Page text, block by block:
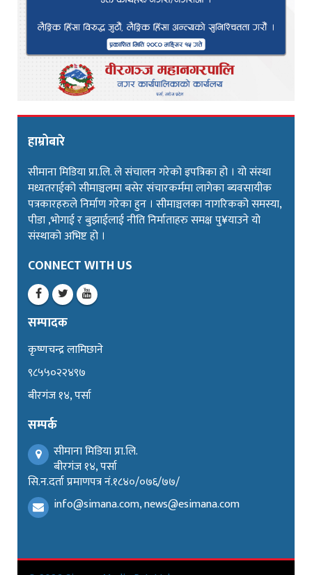
हाम्रोबारे
सीमाना मिडिया प्रा.लि. ले संचालन गरेको इपत्रिका हो । यो संस्था
मध्यतराईको सीमाञ्चलमा बसेर संचारकर्ममा लागेका ब्यवसायीक
पत्रकारहरुले निर्माण गरेका हुन । सीमाञ्चलका नागरिकको समस्या,
पीडा ,भोगाई र बुझाईलाई नीति निर्माताहरु समक्ष पु¥याउने यो
संस्थाको अभिष्ट हो ।
CONNECT WITH US
सम्पादक
कृष्णचन्द्र लामिछाने
९८५५०२२४९७
बीरगंज १४, पर्सा
सम्पर्क
सीमाना मिडिया प्रा.लि.
बीरगंज १४, पर्सा
सि.न.दर्ता प्रमाणपत्र नं.१८४०/०७६/७७/
info@simana.com, news@esimana.com